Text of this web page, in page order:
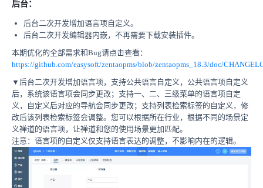
后台：
后台二次开发增加语言项自定义。
后台二次开发编辑器内嵌，不再需要下载安装插件。
本期优化的全部需求和Bug请点击查看：
https://github.com/easysoft/zentaopms/blob/zentaopms_18.3/doc/
▼后台二次开发增加语言项，支持公共语言自定义，公共语言项自定义
后，系统该语言项会同步更改；支持一、二、三级菜单的语言项自定
义，自定义后对应的导航会同步更改；支持列表检索标签的自定义，修
改后该列表检索标签会调整。您可以根据所在行业，根据不同的场景定
义禅道的语言项，让禅道和您的使用场景更加匹配。
注意：语言项的自定义仅支持语言表达的调整，不影响内在的逻辑。